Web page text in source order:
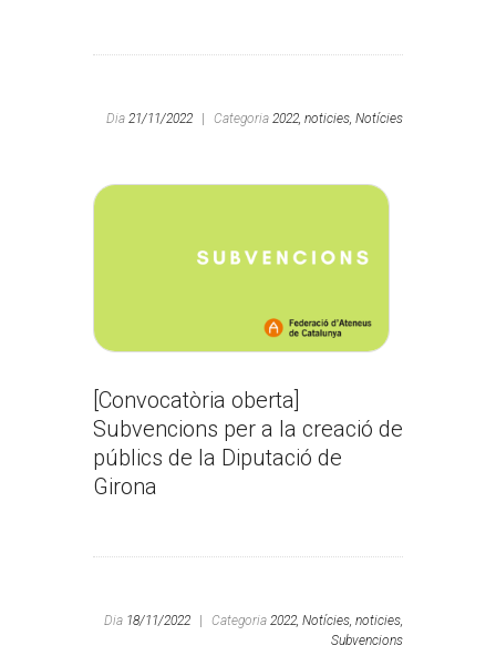
Dia 21/11/2022 Categoria 2022, noticies, Notícies
[Convocatòria oberta]
Subvencions per a la creació de
públics de la Diputació de
Girona
Dia 18/11/2022 Categoria 2022, Notícies, noticies,
Subvencions